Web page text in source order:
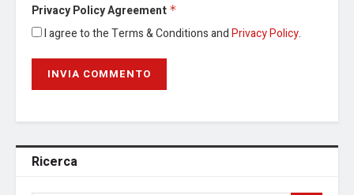
Privacy Policy Agreement *
I agree to the Terms & Conditions andPrivacy Policy.
Ricerca